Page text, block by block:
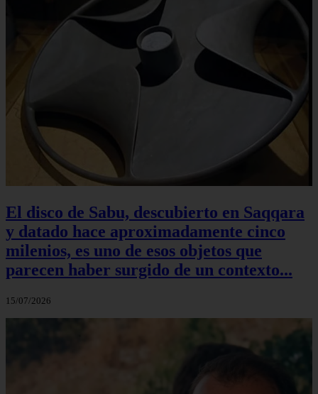
El disco de Sabu, descubierto en Saqqara
y datado hace aproximadamente cinco
milenios, es uno de esos objetos que
parecen haber surgido de un contexto...
15/07/2026